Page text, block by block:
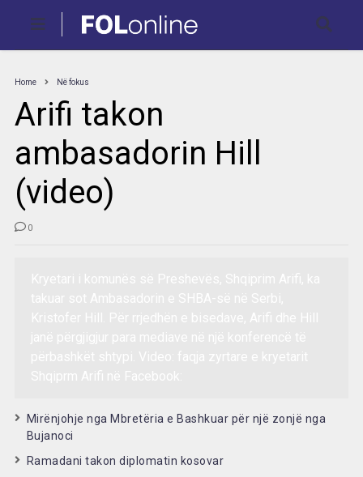
Home Në fokus
Arifi takon
ambasadorin Hill
(video)
0
Mirënjohje nga Mbretëria e Bashkuar për një zonjë nga
Bujanoci
Ramadani takon diplomatin kosovar